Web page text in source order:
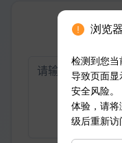
浏览
检测到您当
导致页面显
安全风险。
体验，请将
级后重新访